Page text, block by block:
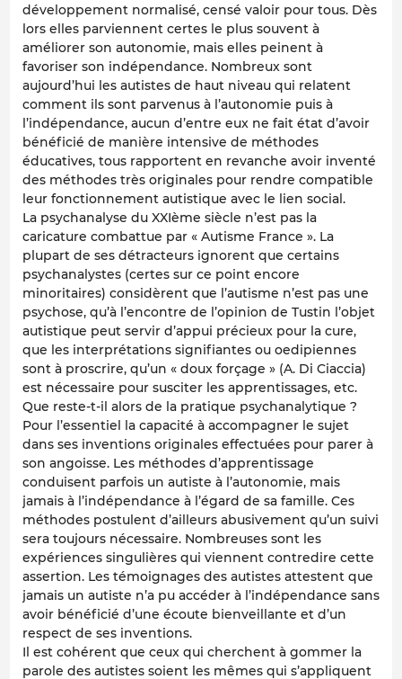
développement normalisé, censé valoir pour tous. Dès
lors elles parviennent certes le plus souvent à
améliorer son autonomie, mais elles peinent à
favoriser son indépendance. Nombreux sont
aujourd’hui les autistes de haut niveau qui relatent
comment ils sont parvenus à l’autonomie puis à
l’indépendance, aucun d’entre eux ne fait état d’avoir
bénéficié de manière intensive de méthodes
éducatives, tous rapportent en revanche avoir inventé
des méthodes très originales pour rendre compatible
leur fonctionnement autistique avec le lien social.
La psychanalyse du XXIème siècle n’est pas la
caricature combattue par « Autisme France ». La
plupart de ses détracteurs ignorent que certains
psychanalystes (certes sur ce point encore
minoritaires) considèrent que l’autisme n’est pas une
psychose, qu’à l’encontre de l’opinion de Tustin l’objet
autistique peut servir d’appui précieux pour la cure,
que les interprétations signifiantes ou oedipiennes
sont à proscrire, qu’un « doux forçage » (A. Di Ciaccia)
est nécessaire pour susciter les apprentissages, etc.
Que reste-t-il alors de la pratique psychanalytique ?
Pour l’essentiel la capacité à accompagner le sujet
dans ses inventions originales effectuées pour parer à
son angoisse. Les méthodes d’apprentissage
conduisent parfois un autiste à l’autonomie, mais
jamais à l’indépendance à l’égard de sa famille. Ces
méthodes postulent d’ailleurs abusivement qu’un suivi
sera toujours nécessaire. Nombreuses sont les
expériences singulières qui viennent contredire cette
assertion. Les témoignages des autistes attestent que
jamais un autiste n’a pu accéder à l’indépendance sans
avoir bénéficié d’une écoute bienveillante et d’un
respect de ses inventions.
Il est cohérent que ceux qui cherchent à gommer la
parole des autistes soient les mêmes qui s’appliquent